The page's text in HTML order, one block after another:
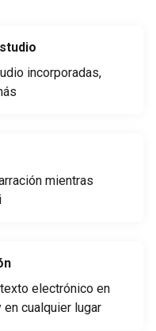
incorporadas,
mientras
electrónico en
cualquier lugar